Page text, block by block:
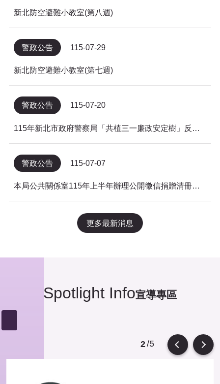
新北防空避難小教室(第八週)
警政公告 115-07-29
新北防空避難小教室(第七週)
警政公告 115-07-20
115年新北市政府警察局「共植三一廉政安定樹」反貪倡廉有獎徵答得獎名單公告
警政公告 115-07-07
本局公共關係室115年上半年辦理公開徵信捐贈清冊及明細表，依公益勸募條例公告。
更多最新消息
Spotlight Info宣導專區
2/5